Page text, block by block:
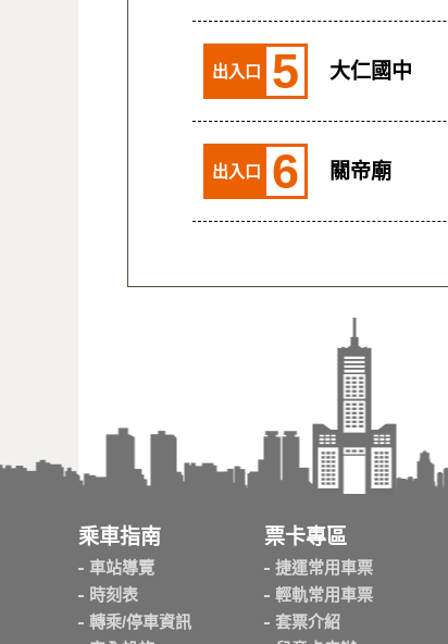
出入口 5 大仁國中
出入口 6 關帝廟
乘車指南
車站導覽
時刻表
轉乘/停車資訊
票卡專區
捷運常用車票
輕軌常用車票
套票介紹